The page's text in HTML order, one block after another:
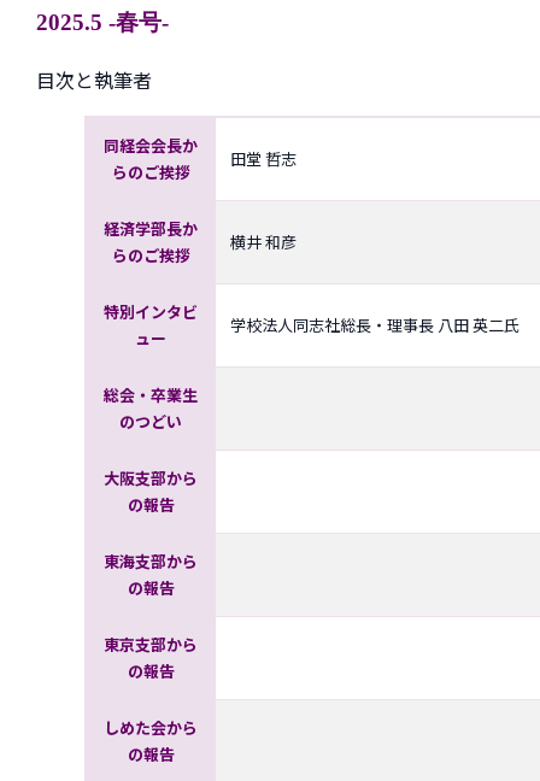
2025.5 -春号-
目次と執筆者
同経会会長か
らのご挨拶
田堂 哲志
経済学部長か
らのご挨拶
横井 和彦
特別インタビ
ュー
学校法人同志社総長・理事長 八田 英二氏
総会・卒業生
のつどい
大阪支部から
の報告
東海支部から
の報告
東京支部から
の報告
しめた会から
の報告